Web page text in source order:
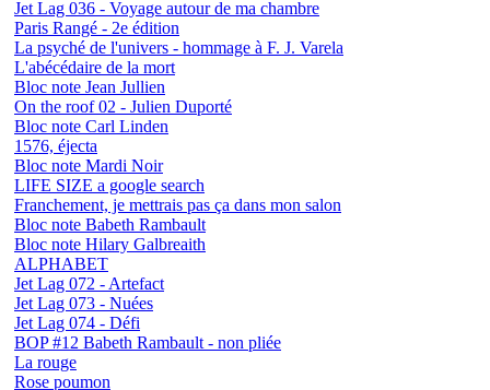
Jet Lag 036 - Voyage autour de ma chambre
Paris Rangé - 2e édition
La psyché de l'univers - hommage à F. J. Varela
L'abécédaire de la mort
Bloc note Jean Jullien
On the roof 02 - Julien Duporté
Bloc note Carl Linden
1576, éjecta
Bloc note Mardi Noir
LIFE SIZE a google search
Franchement, je mettrais pas ça dans mon salon
Bloc note Babeth Rambault
Bloc note Hilary Galbreaith
ALPHABET
Jet Lag 072 - Artefact
Jet Lag 073 - Nuées
Jet Lag 074 - Défi
BOP #12 Babeth Rambault - non pliée
La rouge
Rose poumon